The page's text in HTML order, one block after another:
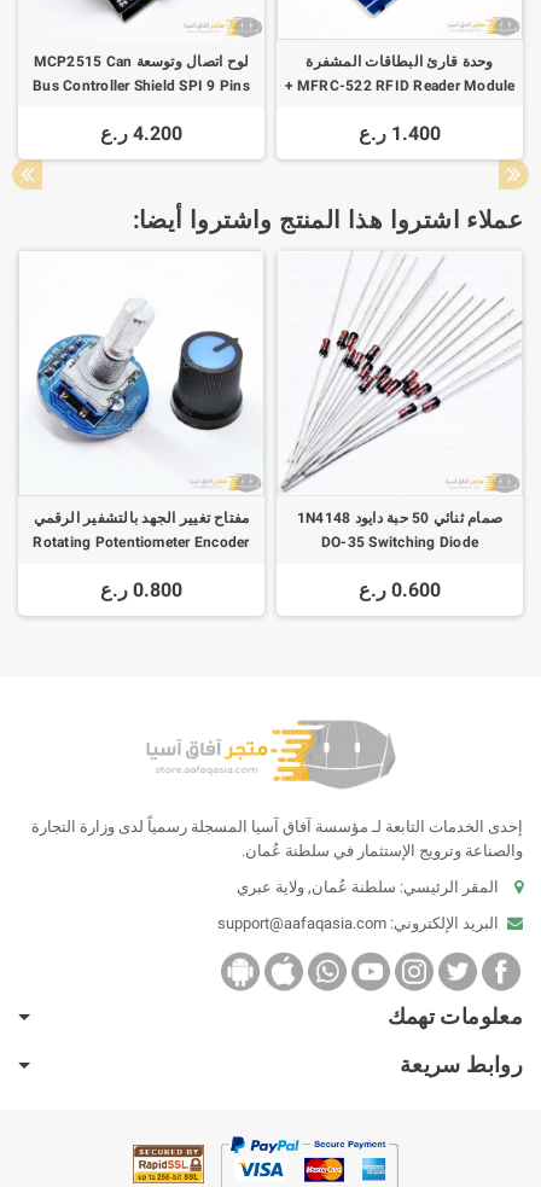
وحدة قارئ البطاقات المشفرة
MFRC-522 RFID Reader Module +
1.400 ر.ع
لوح اتصال وتوسعة MCP2515 Can
Bus Controller Shield SPI 9 Pins
4.200 ر.ع
عملاء اشتروا هذا المنتج واشتروا أيضا:
صمام ثنائي 50 حبة دايود 1N4148
DO-35 Switching Diode
0.600 ر.ع
مفتاح تغيير الجهد بالتشفير الرقمي
Rotating Potentiometer Encoder
0.800 ر.ع
إحدى الخدمات التابعة لـ مؤسسة آفاق آسيا المسجلة رسمياً لدى وزارة التجارة
والصناعة وترويج الإستثمار في سلطنة عُمان.
المقر الرئيسي: سلطنة عُمان, ولاية عبري
البريد الإلكتروني: support@aafaqasia.com
معلومات تهمك
روابط سريعة